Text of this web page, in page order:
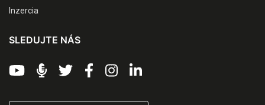
Inzercia
SLEDUJTE NÁS